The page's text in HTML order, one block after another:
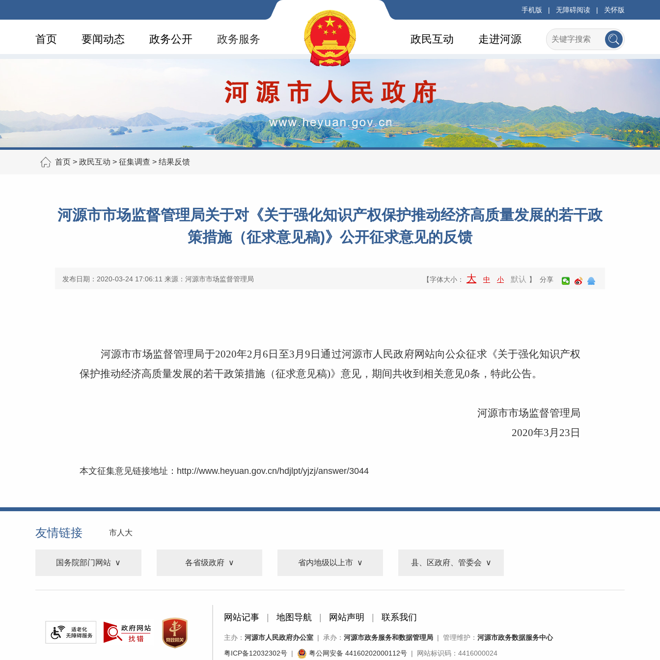
手机版 | 无障碍阅读 | 关怀版
首页 要闻动态 政务公开 政务服务 走进河源
政民互动
首页 > 政民互动 > 征集调查 > 结果反馈
河源市市场监督管理局关于对《关于强化知识产权保护推动经济高质量发展的若干政
策措施（征求意见稿)》公开征求意见的反馈
发布日期：2020-03-24 17:06:11 来源：河源市市场监督管理局 【字体大小： 大 中 小 默认 】 分享
河源市市场监督管理局于2020年2月6日至3月9日通过河源市人民政府网站向公众征求《关于强化知识产权
保护推动经济高质量发展的若干政策措施（征求意见稿)》意见，期间共收到相关意见0条，特此公告。
河源市市场监督管理局
2020年3月23日
本文征集意见链接地址： http://www.heyuan.gov.cn/hdjlpt/yjzj/answer/3044
友情链接 市人大
国务院部门网站 各省级政府 省内地级以上市 县、区政府、管委会
网站记事 地图导航 网站声明 联系我们
主办： 河源市人民政府办公室 | 承办： 河源市政务服务和数据管理局 | 管理维护： 河源市政务数据服务中心
粤ICP备12032302号 | 粤公网安备 44160202000112号 | 网站标识码：4416000024